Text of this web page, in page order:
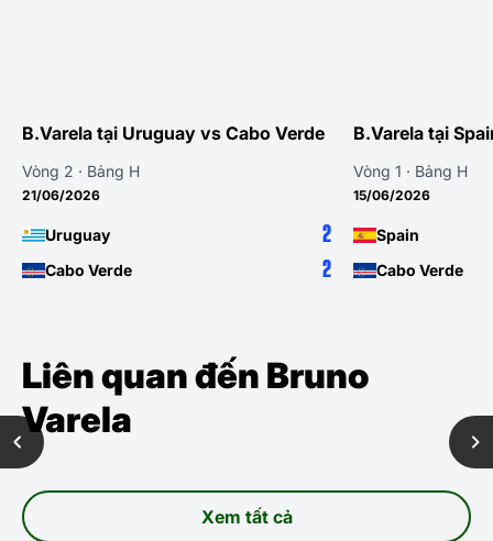
B.Varela tại Uruguay vs Cabo Verde
Vòng 2 · Bảng H
21/06/2026
Uruguay 2
Cabo Verde 2
B.Varela tại
Vòng 1 · Bảng H
15/06/2026
Spain
Cabo Verde
Liên quan đến Bruno
Varela
Xem tất cả